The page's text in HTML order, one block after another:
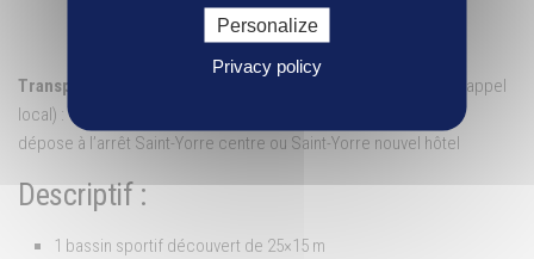
Transport à la demande Mobival
(n °04 63 64 72 00 – prix d’un appel
local) :
dépose à l’arrêt Saint-Yorre centre ou Saint-Yorre nouvel hôtel
Descriptif :
1 bassin sportif découvert de 25×15 m
Personalize
Privacy policy